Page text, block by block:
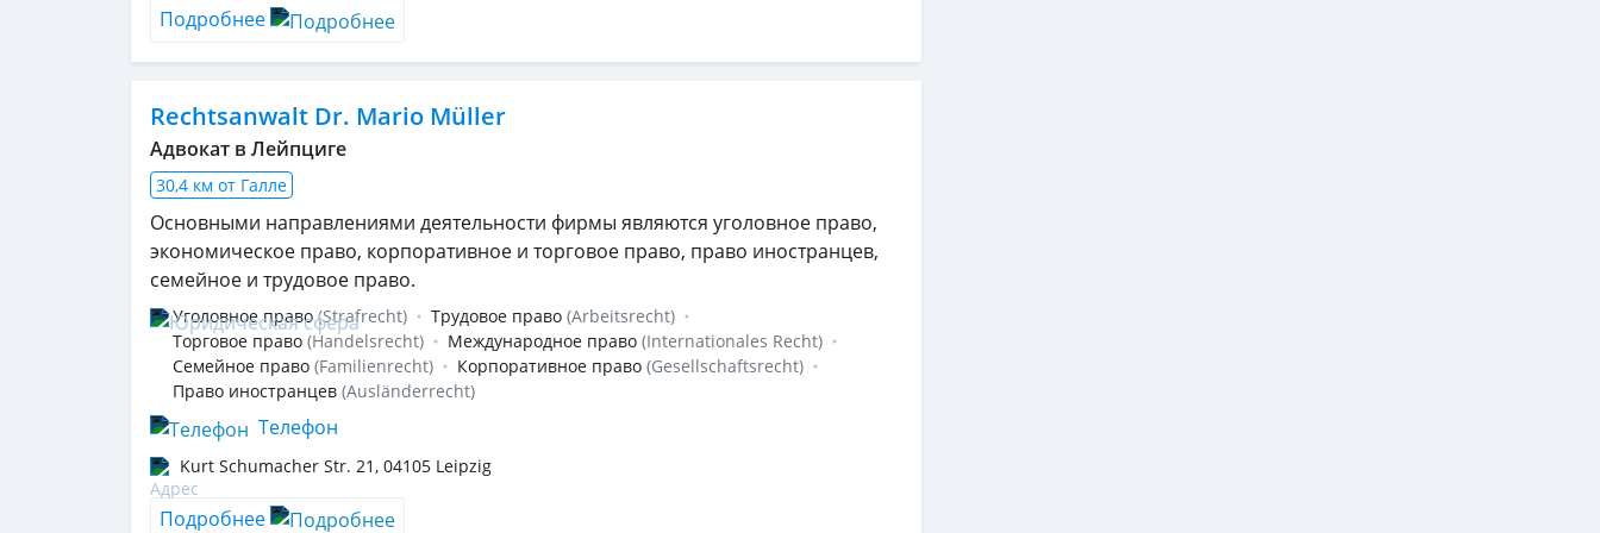
Подробнее
Rechtsanwalt Dr. Mario Müller
Адвокат в Лейпциге
30,4 км от Галле
Основными направлениями деятельности фирмы являются уголовное право,
экономическое право, корпоративное и торговое право, право иностранцев,
семейное и трудовое право.
Уголовное право (Strafrecht) Трудовое право (Arbeitsrecht)
Торговое право (Handelsrecht) Международное право (Internationales Recht)
Семейное право (Familienrecht) Корпоративное право (Gesellschaftsrecht)
Право иностранцев (Ausländerrecht)
Телефон
Kurt Schumacher Str. 21 , 04105 Leipzig
Подробнее